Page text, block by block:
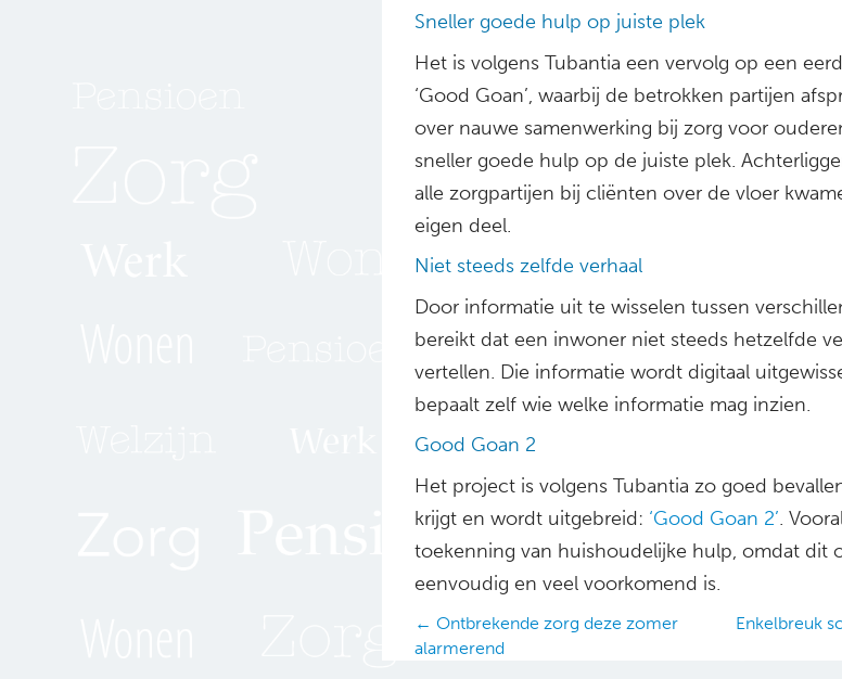
Sneller goede hulp op juiste plek
Het is volgens Tubantia een vervolg op een
‘Good Goan’, waarbij de betrokken partijen
over nauwe samenwerking bij zorg voor
sneller goede hulp op de juiste plek.
alle zorgpartijen bij cliënten over de vloer
eigen deel.
Niet steeds zelfde verhaal
Door informatie uit te wisselen tussen
bereikt dat een inwoner niet steeds hetzelfde
vertellen. Die informatie wordt digitaal
bepaalt zelf wie welke informatie mag inzien.
Good Goan 2
Het project is volgens Tubantia zo goed
krijgt en wordt uitgebreid: ‘Good Goan 2’.
toekenning van huishoudelijke hulp, omdat dit
eenvoudig en veel voorkomend is.
Posts
navigation
← Ontbrekende zorg deze zomer
alarmerend
Enkelbreuk